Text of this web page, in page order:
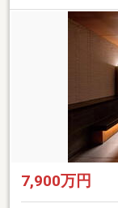
7,900万円